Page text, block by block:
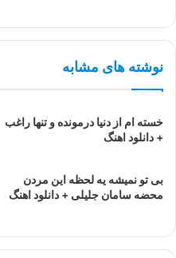
نوشته های مشابه
خسته ام از دنیا درمونده و تنها راغب
+ دانلود اهنگ
بی تو نمیشه یه لحظه این مردن
محضه سامان جلیلی + دانلود اهنگ